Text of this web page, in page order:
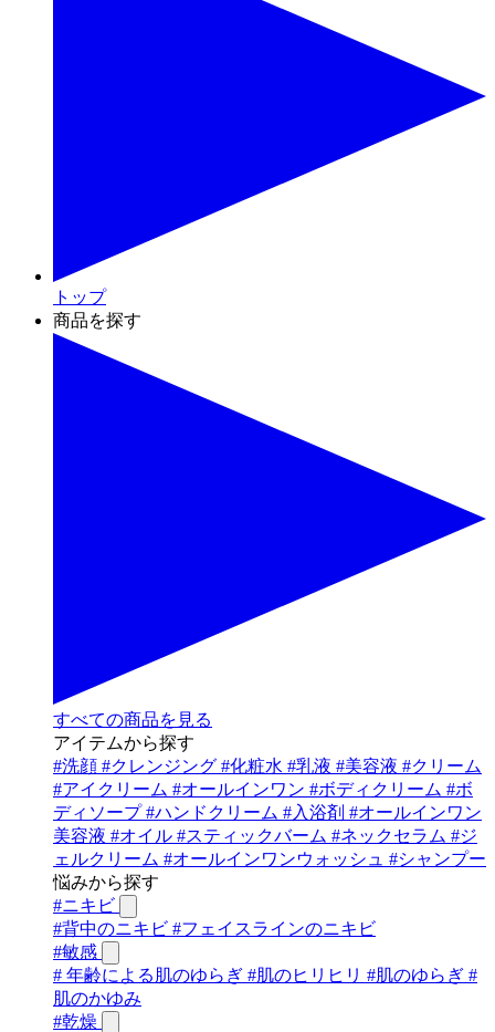
トップ
商品を探す
すべての商品を見る
アイテムから探す
#洗顔 #クレンジング #化粧水 #乳液 #美容液 #クリーム
#アイクリーム #オールインワン #ボディクリーム #ボ
ディソープ#ハンドクリーム #入浴剤 #オールインワン
美容液 #オイル #スティックバーム #ネックセラム #ジ
ェルクリーム #オールインワンウォッシュ #シャンプー
悩みから探す
#ニキビ
#背中のニキビ #フェイスラインのニキビ
#敏感
# 年齢による肌のゆらぎ #肌のヒリヒリ #肌のゆらぎ #
肌のかゆみ
#乾燥